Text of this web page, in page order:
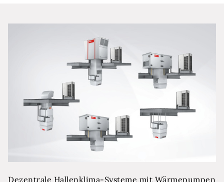
Dezentrale Hallenklima-Systeme mit Wärmepumpen